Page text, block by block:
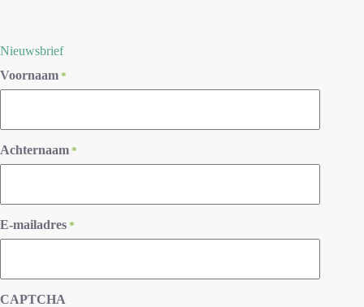
Nieuwsbrief
Voornaam *
Achternaam *
E-mailadres *
CAPTCHA